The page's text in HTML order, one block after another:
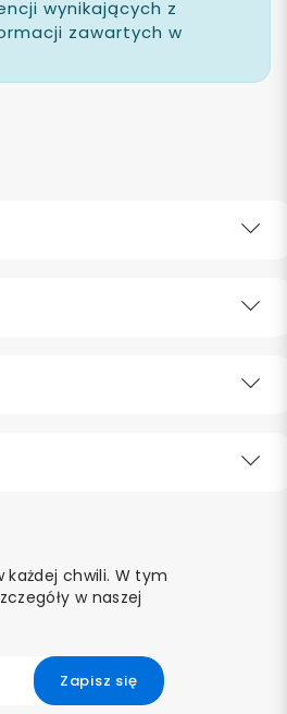
wynikających z
zawartych w
każdej chwili. W tym
w naszej